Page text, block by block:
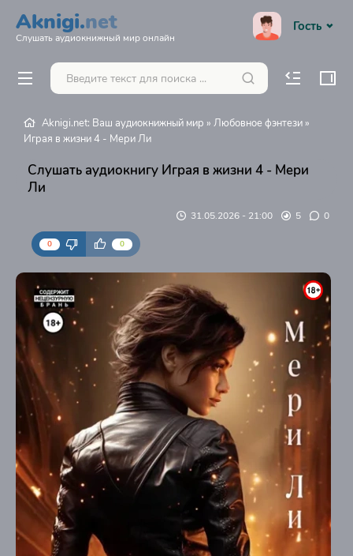
Aknigi.net
Слушать аудиокнижный мир онлайн
Гость
Aknigi.net: Ваш аудиокнижный мир » Любовное фэнтези »
Играя в жизни 4 - Мери Ли
Слушать аудиокнигу Играя в жизни 4 - Мери
Ли
31.05.2026 - 21:00 5 0
0 0